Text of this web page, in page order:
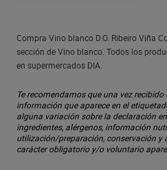
Compra Vino blanco D.O. Ribeiro Viña
sección de Vino blanco. Todos los
en supermercados DIA.
Te recomendamos que una vez
información que aparece en el
alguna variación sobre la declaración
ingredientes, alérgenos, información
utilización/preparación, conservación
carácter obligatorio y/o voluntario